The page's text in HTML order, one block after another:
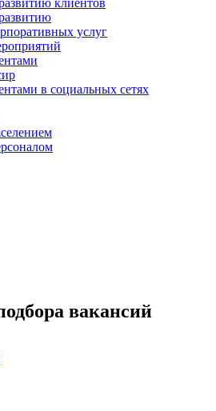
клиентов
услуг
в социальных сетях
вакансий